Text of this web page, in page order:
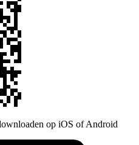
op iOS of Android